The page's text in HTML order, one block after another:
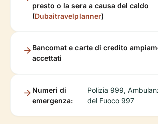
presto o la sera a causa del caldo
(Dubaitravelplanner)
Bancomat e carte di credito
accettati
Numeri di
emergenza:
Polizia 999,
del Fuoco 997